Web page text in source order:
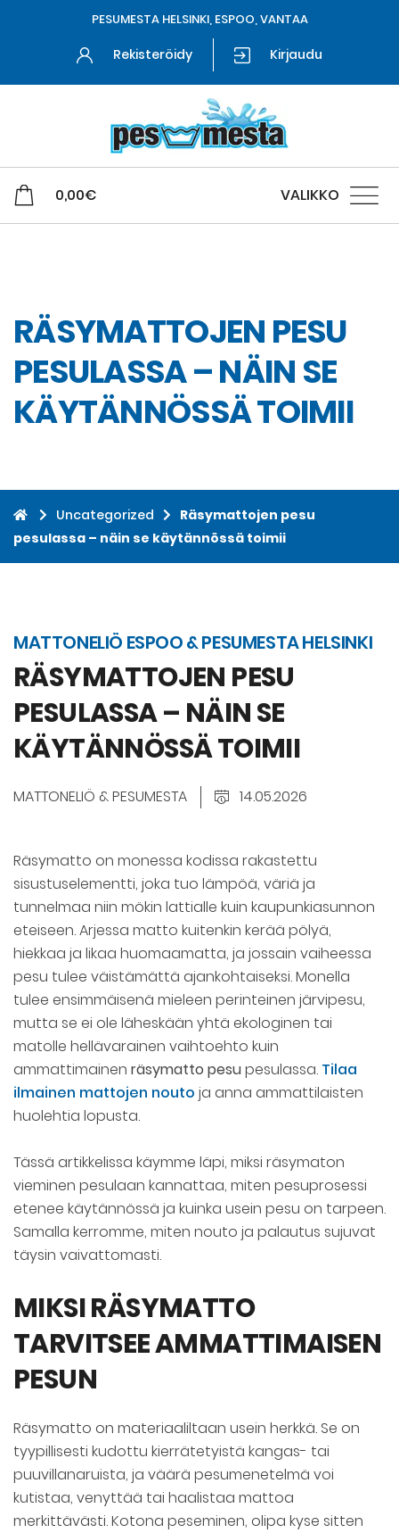
PESUMESTA HELSINKI, ESPOO, VANTAA
Rekisteröidy Kirjaudu
0,00€ VALIKKO
RÄSYMATTOJEN PESU
PESULASSA – NÄIN SE
KÄYTÄNNÖSSÄ TOIMII
Uncategorized
Räsymattojen pesu
pesulassa – näin se käytännössä toimii
MATTONELIÖ ESPOO & PESUMESTA HELSINKI
RÄSYMATTOJEN PESU
PESULASSA – NÄIN SE
KÄYTÄNNÖSSÄ TOIMII
MATTONELIÖ & PESUMESTA 14.05.2026
Räsymatto on monessa kodissa rakastettu
sisustuselementti, joka tuo lämpöä, väriä ja
tunnelmaa niin mökin lattialle kuin kaupunkiasunnon
eteiseen. Arjessa matto kuitenkin kerää pölyä,
hiekkaa ja likaa huomaamatta, ja jossain vaiheessa
pesu tulee väistämättä ajankohtaiseksi. Monella
tulee ensimmäisenä mieleen perinteinen järvipesu,
mutta se ei ole läheskään yhtä ekologinen tai
matolle hellävarainen vaihtoehto kuin
ammattimainen räsymatto pesupesulassa. Tilaa
ilmainen mattojen nouto ja anna ammattilaisten
huolehtia lopusta.
Tässä artikkelissa käymme läpi, miksi räsymaton
vieminen pesulaan kannattaa, miten pesuprosessi
etenee käytännössä ja kuinka usein pesu on tarpeen.
Samalla kerromme, miten nouto ja palautus sujuvat
täysin vaivattomasti.
MIKSI RÄSYMATTO
TARVITSEE AMMATTIMAISEN
PESUN
Räsymatto on materiaaliltaan usein herkkä. Se on
tyypillisesti kudottu kierrätetyistä kangas- tai
puuvillanaruista, ja väärä pesumenetelmä voi
kutistaa, venyttää tai haalistaa mattoa
merkittävästi. Kotona peseminen, olipa kyse sitten